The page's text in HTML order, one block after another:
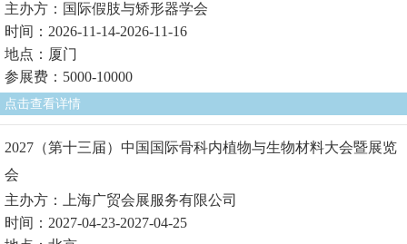
主办方：国际假肢与矫形器学会
时间：2026-11-14-2026-11-16
地点：厦门
参展费：5000-10000
点击查看详情
2027（第十三届）中国国际骨科内植物与生物材料大会暨展览
会
主办方：上海广贸会展服务有限公司
时间：2027-04-23-2027-04-25